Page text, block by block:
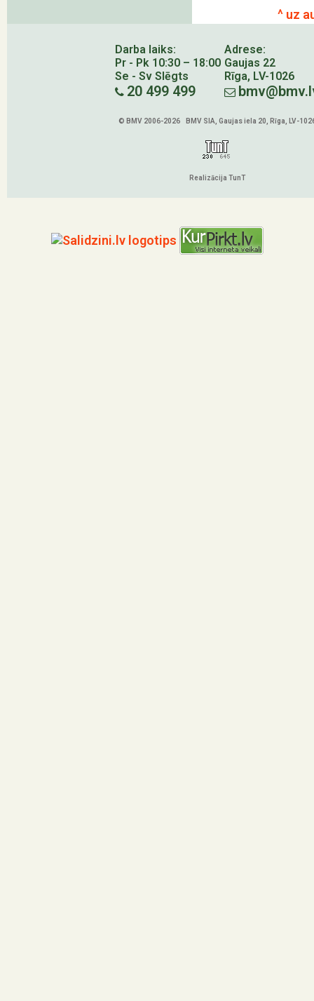
^ uz
Darba laiks:
Pr - Pk 10:30 – 18:00
Se - Sv Slēgts
20 499 499
Adrese:
Gaujas 22
Rīga, LV-1026
© BMV 2006-2026 BMV SIA, Gaujas iela 20, Rīga, LV-
Realizācija TunT